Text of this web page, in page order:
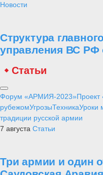
Новости
Структура
управления ВС РФ
Статьи
Форум «АРМИЯ-2023»Проект
рубежомУгрозыТехникаУроки
традиции русской армии
7 августа Статьи
Три армии и один